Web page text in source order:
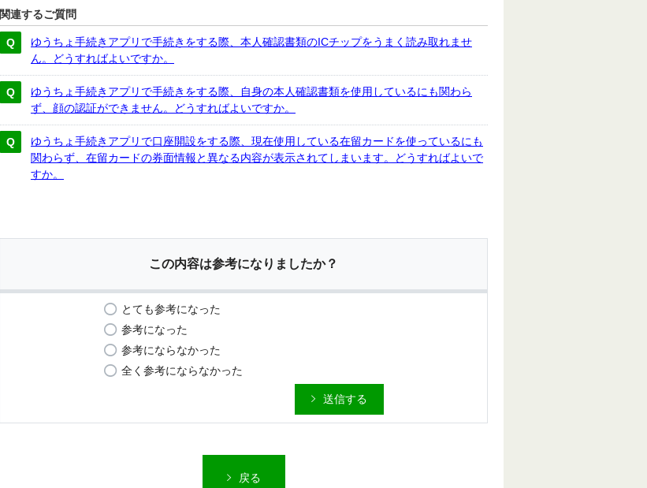
関連するご質問
ゆうちょ手続きアプリで手続きをする際、本人確認書類のICチップをうまく読み取れませ
ん。どうすればよいですか。
ゆうちょ手続きアプリで手続きをする際、自身の本人確認書類を使用しているにも関わら
ず、顔の認証ができません。どうすればよいですか。
ゆうちょ手続きアプリで口座開設をする際、現在使用している在留カードを使っているにも
関わらず、在留カードの券面情報と異なる内容が表示されてしまいます。どうすればよいで
すか。
この内容は参考になりましたか？
とても参考になった
参考になった
参考にならなかった
全く参考にならなかった
送信する
戻る